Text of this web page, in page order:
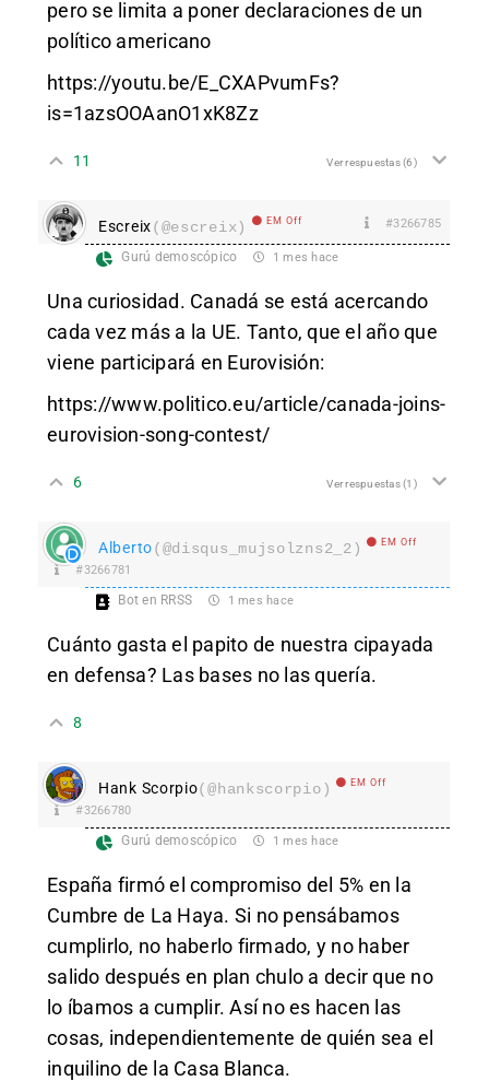
pero se limita a poner declaraciones de un
político americano
https://youtu.be/E_CXAPvumFs?
is=1azsOOAanO1xK8Zz
11 Ver respuestas(6)
Escreix(@escreix) EM Off #3266785
Gurú demoscópico 1 mes hace
Una curiosidad. Canadá se está acercando
cada vez más a la UE. Tanto, que el año que
viene participará en Eurovisión:
https://www.politico.eu/article/canada-joins-
eurovision-song-contest/
6 Ver respuestas(1)
Alberto(@disqus_mujsolzns2_2) EM Off
#3266781
Bot en RRSS 1 mes hace
Cuánto gasta el papito de nuestra cipayada
en defensa? Las bases no las quería.
8
Hank Scorpio(@hankscorpio) EM Off
#3266780
Gurú demoscópico 1 mes hace
España firmó el compromiso del 5% en la
Cumbre de La Haya. Si no pensábamos
cumplirlo, no haberlo firmado, y no haber
salido después en plan chulo a decir que no
lo íbamos a cumplir. Así no es hacen las
cosas, independientemente de quién sea el
inquilino de la Casa Blanca.